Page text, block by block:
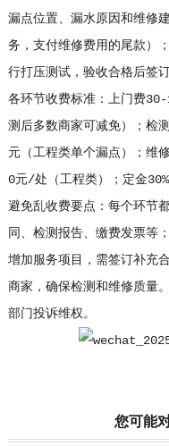
漏点位置、漏水原因和维修
务，支付维修费用的尾款）
行打压测试，验收合格后签
各环节收费标准：上门费
测后多数商家可减免）；检
元（工程类单个漏点）；
0元/处（工程类）；定金
避免乱收费要点：每个环节
同、检测报告、缴费发票等
增加服务项目，需签订补充
商家，确保检测和维修质量
部门投诉维权。
您可能